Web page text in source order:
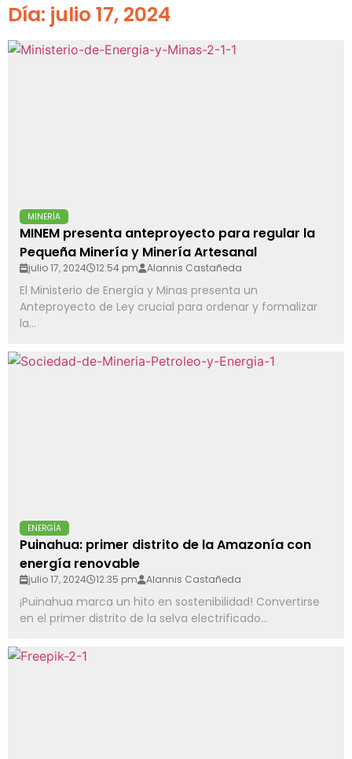
Día: julio 17, 2024
MINERÍA
MINEM presenta anteproyecto para regular la
Pequeña Minería y Minería Artesanal
julio 17, 2024 12:54 pm Alannis Castañeda
El Ministerio de Energía y Minas presenta un
Anteproyecto de Ley crucial para ordenar y formalizar
la...
ENERGÍA
Puinahua: primer distrito de la Amazonía con
energía renovable
julio 17, 2024 12:35 pm Alannis Castañeda
¡Puinahua marca un hito en sostenibilidad! Convertirse
en el primer distrito de la selva electrificado...